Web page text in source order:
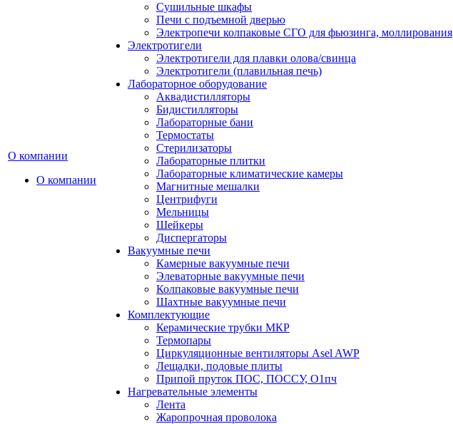
О компании
О компании
Сушильные шкафы
Печи с подъемной дверью
Электропечи колпаковые СГО для фьюзинга, моллирования
Электротигели
Электротигели для плавки олова/свинца
Электротигели (плавильная печь)
Лабораторное оборудование
Аквадистилляторы
Бидистилляторы
Лабораторные бани
Термостаты
Стерилизаторы
Лабораторные плитки
Лабораторные климатические камеры
Магнитные мешалки
Центрифуги
Мельницы
Шейкеры
Диспергаторы
Вакуумные печи
Камерные вакуумные печи
Элеваторные вакуумные печи
Колпаковые вакуумные печи
Шахтные вакуумные печи
Комплектующие
Керамические трубки МКР
Термопары
Циркуляционные вентиляторы Asel AWP
Лещадки, подовые плиты
Припой пруток ПОС, ПОССУ, О1пч
Нагревательные элементы
Лента
Жаропрочная проволока